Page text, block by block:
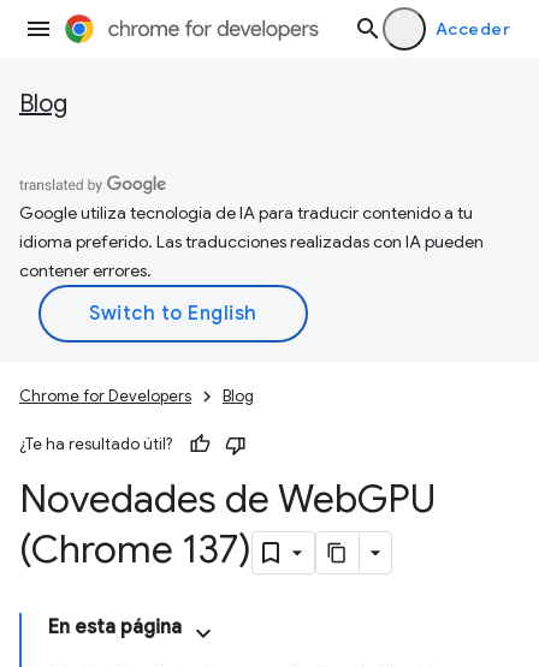
Acceder
Blog
Google utiliza tecnología de IA para traducir contenido a tu
idioma preferido. Las traducciones realizadas con IA pueden
contener errores.
Chrome for Developers Blog
¿Te ha resultado útil?
Novedades de WebGPU
(Chrome 137)
En esta página